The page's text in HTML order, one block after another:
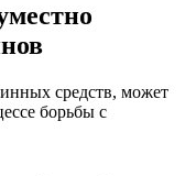
средств, может
борьбы с